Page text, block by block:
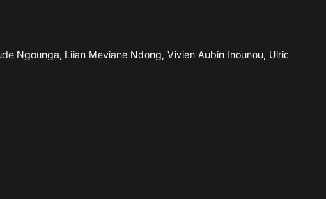
Ngounga, Liian Meviane Ndong, Vivien Aubin Inounou, Ulric